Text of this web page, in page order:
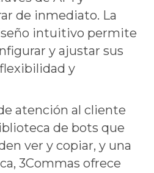
de inmediato. La
intuitivo permite
y ajustar sus
y
atención al cliente
de bots que
ver y copiar, y una
3Commas ofrece